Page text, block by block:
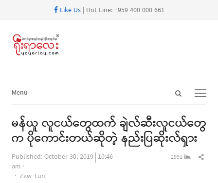
Like Us| Hot Line: +959 400 000 661
Open
Menu
Menu
မန်ယူ လူငယ်တွေထက် ချဲလ်ဆီးလူငယ်တွေ
က ပိုကောင်းတယ်ဆိုတဲ့ နည်းပြဆိုးလ်ရှား
Published:October 30, 2019 10:46
am
Author
Zaw Tun
2991